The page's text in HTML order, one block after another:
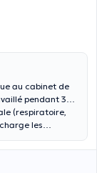
au cabinet de
pendant 3
(respiratoire,
les